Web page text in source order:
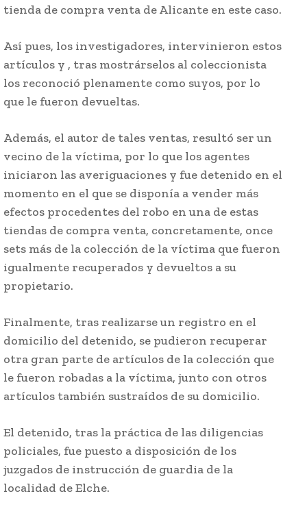
tienda de compra venta de Alicante en este caso.
Así pues, los investigadores, intervinieron estos
artículos y , tras mostrárselos al coleccionista
los reconoció plenamente como suyos, por lo
que le fueron devueltas.
Además, el autor de tales ventas, resultó ser un
vecino de la víctima, por lo que los agentes
iniciaron las averiguaciones y fue detenido en el
momento en el que se disponía a vender más
efectos procedentes del robo en una de estas
tiendas de compra venta, concretamente, once
sets más de la colección de la víctima que fueron
igualmente recuperados y devueltos a su
propietario.
Finalmente, tras realizarse un registro en el
domicilio del detenido, se pudieron recuperar
otra gran parte de artículos de la colección que
le fueron robadas a la víctima, junto con otros
artículos también sustraídos de su domicilio.
El detenido, tras la práctica de las diligencias
policiales, fue puesto a disposición de los
juzgados de instrucción de guardia de la
localidad de Elche.